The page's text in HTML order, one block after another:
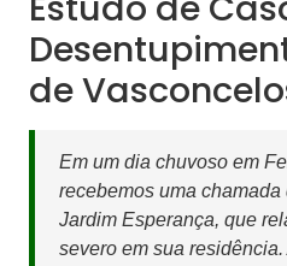
de
Em um dia chuvoso em
recebemos uma
Jardim Esperança, que
severo em sua